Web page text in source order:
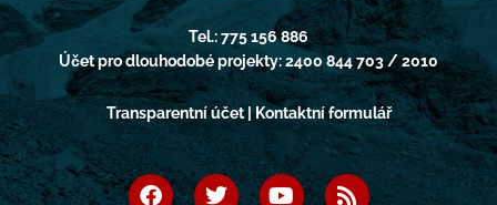
Tel.: 775 156 886
Účet pro dlouhodobé projekty: 2400 844 703 / 2010
Transparentní účet | Kontaktní formulář
F
T
Y
R